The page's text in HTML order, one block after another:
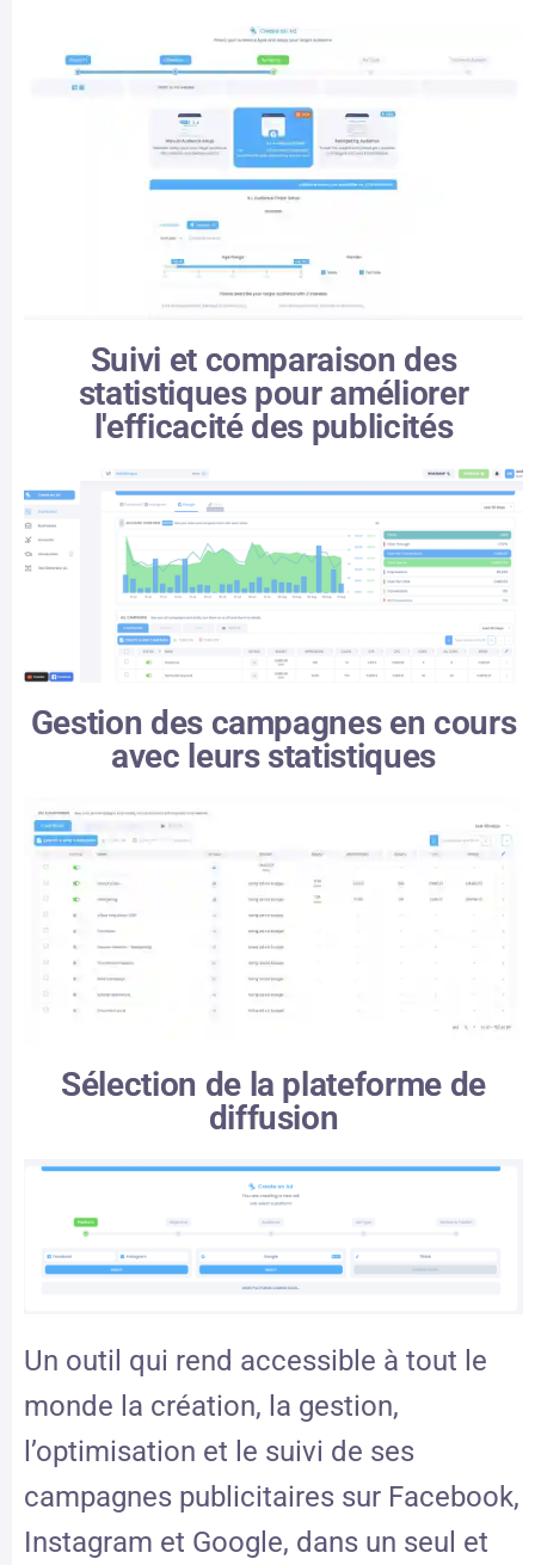
Suivi et comparaison des
statistiques pour améliorer
l'efficacité des publicités
Gestion des campagnes en cours
avec leurs statistiques
Sélection de la plateforme de
diffusion
Un outil qui rend accessible à tout le
monde la création, la gestion,
l’optimisation et le suivi de ses
campagnes publicitaires sur Facebook,
Instagram et Google, dans un seul et